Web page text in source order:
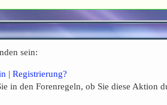
sein:
| Registrierung?
in den Forenregeln, ob Sie diese Aktion